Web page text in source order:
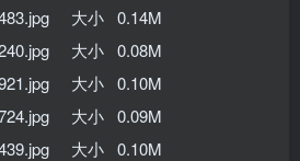
大小 0.14M
大小 0.08M
大小 0.10M
大小 0.09M
大小 0.10M